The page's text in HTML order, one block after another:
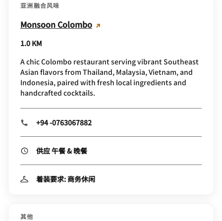
亚洲融合风味
Monsoon Colombo
1.0 KM
A chic Colombo restaurant serving vibrant Southeast
Asian flavors from Thailand, Malaysia, Vietnam, and
Indonesia, paired with fresh local ingredients and
handcrafted cocktails.
+94 -0763067882
供应 午餐 & 晚餐
着装要求: 商务休闲
其他